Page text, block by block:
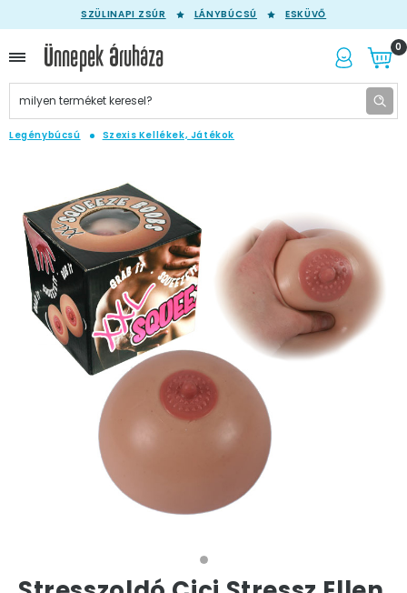
SZÜLINAPI ZSÚR LÁNYBÚCSÚ ESKÜVŐ
0
Legénybúcsú Szexis Kellékek, Játékok